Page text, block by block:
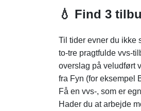
💧 Find 3
Til tider evner du ikke
to-tre pragtfulde vvs-
overslag på veludført
fra Fyn (for eksempel
Få en vvs-, som er
Hader du at arbejde